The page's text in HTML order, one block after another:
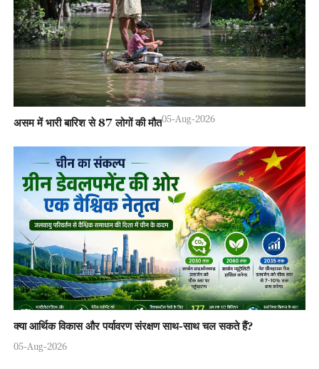
असम में भारी बारिश से 87 लोगों की मौत05-Aug-2026
क्या आर्थिक विकास और पर्यावरण संरक्षण साथ-साथ चल सकते हैं?
05-Aug-2026